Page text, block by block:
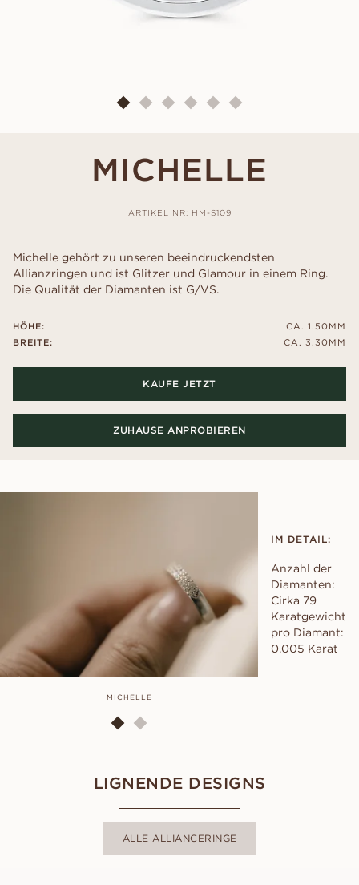
MICHELLE
ARTIKEL NR: HM-S109
Michelle gehört zu unseren beeindruckendsten
Allianzringen und ist Glitzer und Glamour in einem Ring.
Die Qualität der Diamanten ist G/VS.
HÖHE:
BREITE:
CA. 1.50MM
CA. 3.30MM
KAUFE JETZT
ZUHAUSE ANPROBIEREN
MICHELLE
IM DETAIL:
Anzahl der
Diamanten:
Cirka 79
Karatgewicht
pro Diamant:
0.005 Karat
LIGNENDE DESIGNS
ALLE ALLIANCERINGE